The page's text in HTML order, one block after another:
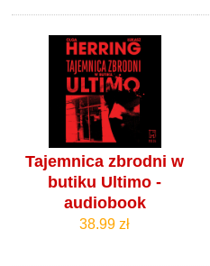
Tajemnica zbrodni w
butiku Ultimo -
audiobook
38.99 zł